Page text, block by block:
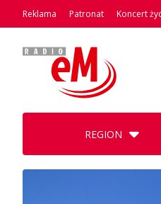
Reklama Patronat Koncert
REGION